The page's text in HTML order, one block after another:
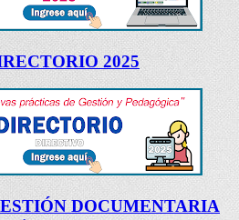
2025
DOCUMENTARIA